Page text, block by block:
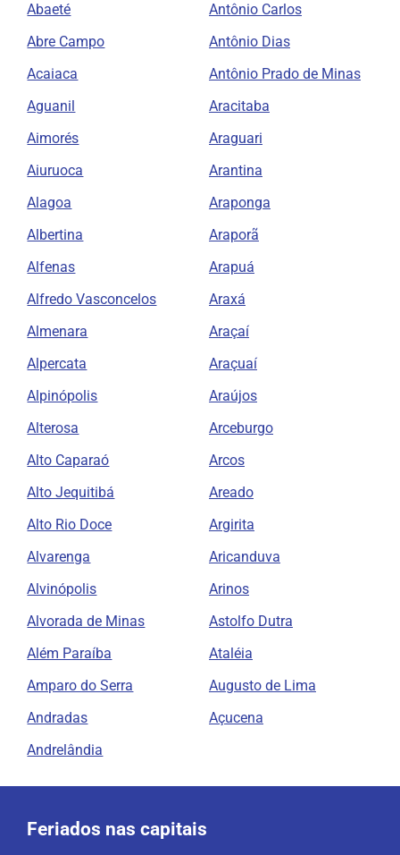
Abaeté
Abre Campo
Acaiaca
Aguanil
Aimorés
Aiuruoca
Alagoa
Albertina
Alfenas
Alfredo Vasconcelos
Almenara
Alpercata
Alpinópolis
Alterosa
Alto Caparaó
Alto Jequitibá
Alto Rio Doce
Alvarenga
Alvinópolis
Alvorada de Minas
Além Paraíba
Amparo do Serra
Andradas
Andrelândia
Antônio Carlos
Antônio Dias
Antônio Prado de Minas
Aracitaba
Araguari
Arantina
Araponga
Araporã
Arapuá
Araxá
Araçaí
Araçuaí
Araújos
Arceburgo
Arcos
Areado
Argirita
Aricanduva
Arinos
Astolfo Dutra
Ataléia
Augusto de Lima
Açucena
Feriados nas capitais